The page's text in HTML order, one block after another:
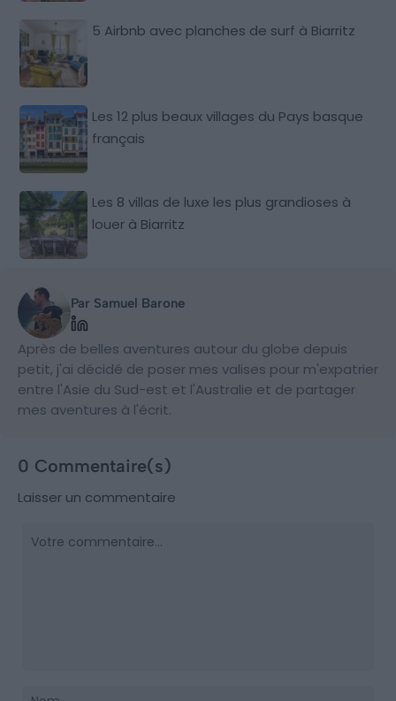
5 Airbnb avec planches de surf à Biarritz
Les 12 plus beaux villages du Pays basque
français
Les 8 villas de luxe les plus grandioses à
louer à Biarritz
Par Samuel Barone
Après de belles aventures autour du globe depuis
petit, j'ai décidé de poser mes valises pour m'expatrier
entre l'Asie du Sud-est et l'Australie et de partager
mes aventures à l'écrit.
0 Commentaire(s)
Laisser un commentaire